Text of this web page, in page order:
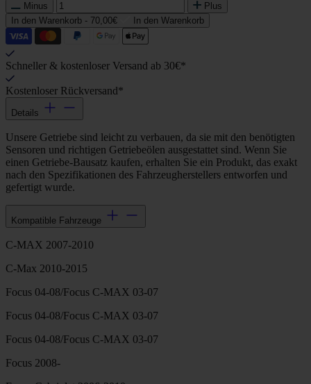
Minus
Plus
In den Warenkorb - 70,00€ In den Warenkorb
Schneller & kostenloser Versand ab 30€*
Kostenloser Rückversand*
Details
Unsere Getriebe sind leicht zu verbauen, da sie mit den benötigten
Sensoren und richtigen Getriebeölen ausgestattet sind. Wenn Sie
einen Getriebe-Bausatz kaufen, erhalten Sie ein Produkt, das exakt
nach den Spezifikationen des Fahrzeugherstellers entworfen und
gefertigt wurde.
Kompatible Fahrzeuge
C-MAX 2007-2010
C-Max 2010-2015
Focus 04-08/Focus C-MAX 03-07
Focus 04-08/Focus C-MAX 03-07
Focus 04-08/Focus C-MAX 03-07
Focus 2008-